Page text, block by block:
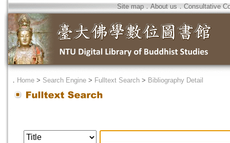
Site map．About us ． Consultative
． Home > Search Engine > Fulltext Search > Bibliography Detail